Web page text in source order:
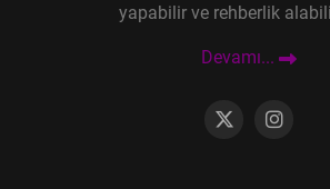
yapabilir ve rehberlik
Devamı...